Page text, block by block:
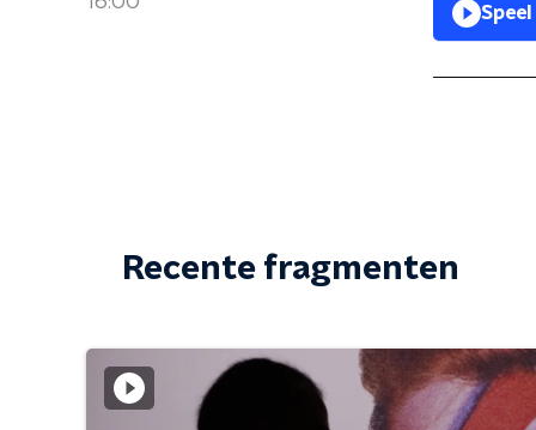
Recente fragmenten